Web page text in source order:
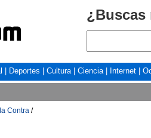
¿Buscas
Deportes Cultura| Ciencia| Internet
Contra /